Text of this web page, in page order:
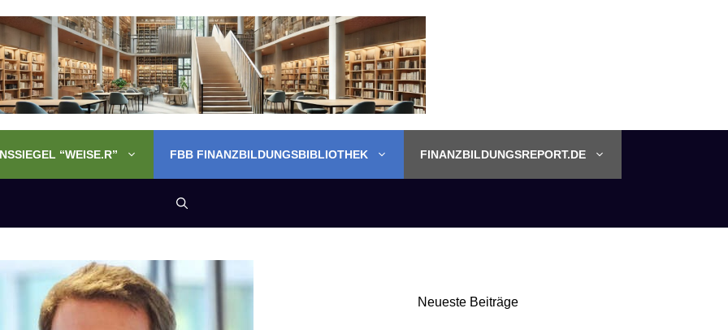
“WEISE.R” FBB FINANZBILDUNGSBIBLIOTHEK FINANZBILDUNGSREPORT.DE
Neueste Beiträge